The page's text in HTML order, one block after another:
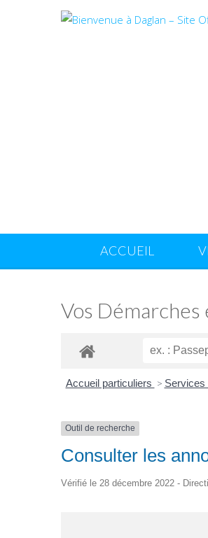
ACCUEIL
Vos Démarches
Accueil particuliers > Services
Outil de recherche
Consulter les
Vérifié le 28 décembre 2022 -